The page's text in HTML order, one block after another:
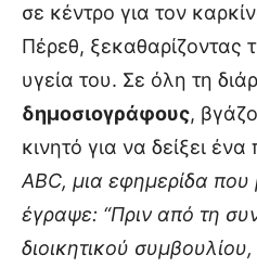
σε κέντρο για τον
Πέρεθ, ξεκαθαρίζοντας
υγεία του. Σε όλη τη
δημοσιογράφους,
κινητό για να δείξει
ABC, μια εφημερίδα
έγραψε: “Πριν από τη
διοικητικού